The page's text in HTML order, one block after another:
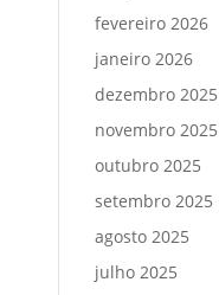
fevereiro 2026
janeiro 2026
dezembro 2025
novembro 2025
outubro 2025
setembro 2025
agosto 2025
julho 2025